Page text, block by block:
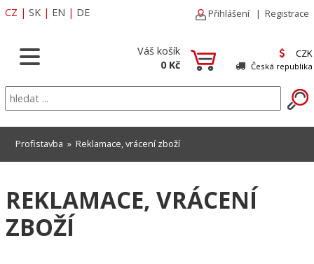
CZ | SK | EN | DE Přihlášení | Registrace
Váš košík
0 Kč
CZK
Česká republika
Profistavba » Reklamace, vrácení zboží
REKLAMACE, VRÁCENÍ
ZBOŽÍ